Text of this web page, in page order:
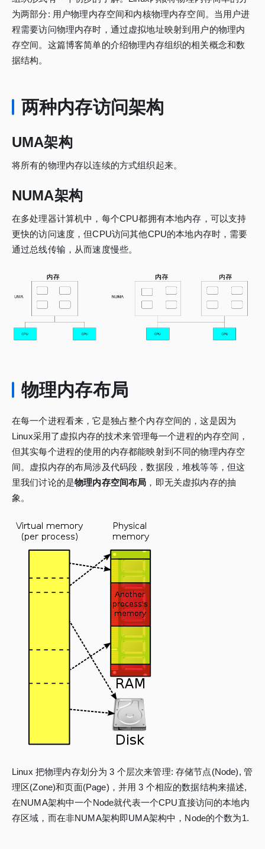
为两部分: 用户物理内存空间和内核物理内存空间。当用户进
程需要访问物理内存时，通过虚拟地址映射到用户的物理内
存空间。这篇博客简单的介绍物理内存组织的相关概念和数
据结构。
两种内存访问架构
UMA架构
将所有的物理内存以连续的方式组织起来。
NUMA架构
在多处理器计算机中，每个CPU都拥有本地内存，可以支持
更快的访问速度，但CPU访问其他CPU的本地内存时，需要
通过总线传输，从而速度慢些。
物理内存布局
在每一个进程看来，它是独占整个内存空间的，这是因为
Linux采用了虚拟内存的技术来管理每一个进程的内存空间，
但其实每个进程的使用的内存都能映射到不同的物理内存空
间。虚拟内存的布局涉及代码段，数据段，堆栈等等，但这
里我们讨论的是物理内存空间布局 ，即无关虚拟内存的抽
象。
Linux 把物理内存划分为 3 个层次来管理: 存储节点(Node), 管
理区(Zone)和页面(Page)，并用 3 个相应的数据结构来描述,
在NUMA架构中一个Node就代表一个CPU直接访问的本地内
存区域，而在非NUMA架构即UMA架构中，Node的个数为1.